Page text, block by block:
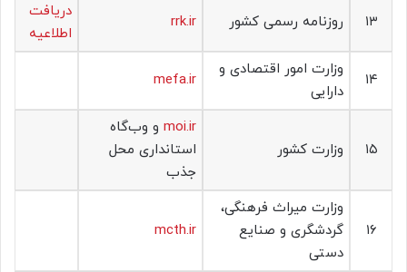
۱۳ روزنامه رسمی کشور rrk.ir
دریافت
اطلاعیه
۱۴
وزارت امور اقتصادی و
دارایی
mefa.ir
۱۵ وزارت کشور
moi.ir و وب‌گاه
استانداری محل
جذب
۱۶
وزارت میراث فرهنگی،
گردشگری و صنایع
دستی
mcth.ir